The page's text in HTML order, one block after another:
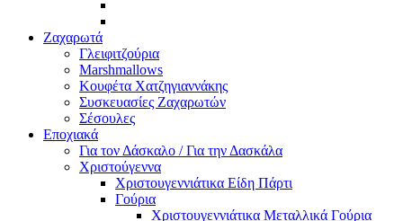
Ζαχαρωτά
Γλειφιτζούρια
Marshmallows
Κουφέτα Χατζηγιαννάκης
Συσκευασίες Ζαχαρωτών
Σέσουλες
Εποχιακά
Για τον Δάσκαλο / Για την Δασκάλα
Χριστούγεννα
Χριστουγεννιάτικα Είδη Πάρτι
Γούρια
Χριστουγεννιάτικα Μεταλλικά Γούρια